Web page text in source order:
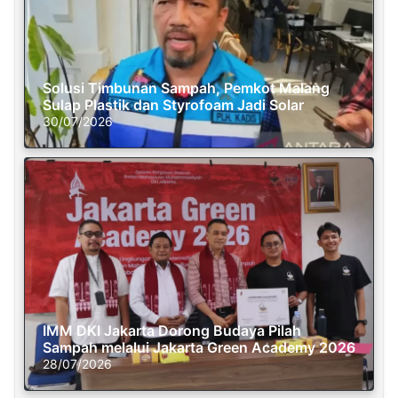
Solusi Timbunan Sampah, Pemkot Malang
Sulap Plastik dan Styrofoam Jadi Solar
30/07/2026
IMM DKI Jakarta Dorong Budaya Pilah
Sampah melalui Jakarta Green Academy 2026
28/07/2026